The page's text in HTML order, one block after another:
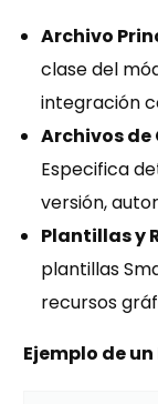
Archivo
clase del
integración
Archivos
Especifica
versión,
Plantillas y
plantillas
recursos
Ejemplo de